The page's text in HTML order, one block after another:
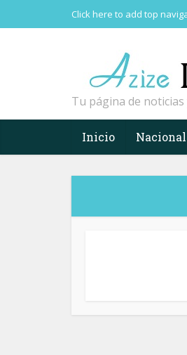
Click here to add top
Tu página de noticias
Inicio Nacional